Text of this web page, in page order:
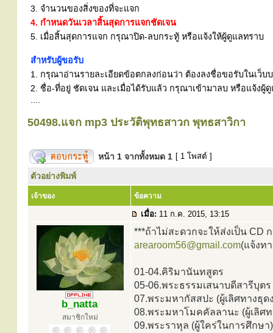
3. จำนวนของสิ่งของที่จะแจก
4. กำหนดวันเวลาสิ้นสุดการแจกชัดเจน
5. เมื่อสิ้นสุดการแจก กรุณาปิด-ลบกระทู้ หรือแจ้งให้ผู้ดูแลทราบ
สำหรับผู้ขอรับ
1. กรุณาอ่านรายละเอียดข้อตกลงก่อนว่า ต้องลงชื่อขอรับในเว็บ
2. ชื่อ-ที่อยู่ ชัดเจน และเมื่อได้รับแล้ว กรุณาเข้ามาลบ หรือแจ้ง
50498.แจก mp3 ประวัติพุทธสาวก พุทธสาวิกา
หน้า 1 จากทั้งหมด 1 [ 1 โพสต์ ]
ตัวอย่างพิมพ์
เจ้าของ ข้อความ
เมื่อ: 11 ก.ค. 2015, 13:15
b_natta
สมาชิกใหม่
***ถ้าไม่สะดวกจะให้ส่งเป็น CD
arearoom56@gmail.com(แจ้งท
01-04.คิริมานันทสูตร
05-06.พระธรรมเสนาบดีสารีบุต
07.พระมหากัสสปะ (ผู้เลิศทางธุด
08.พระมหาโมคคัลลานะ (ผู้เลิศ
09.พระราหุล (ผู้ใคร่ในการศึกษ